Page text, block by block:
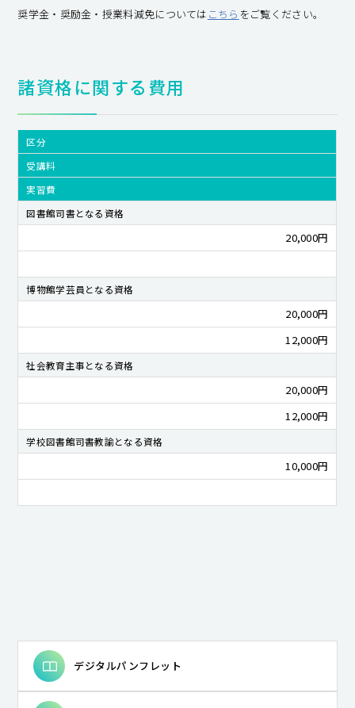
奨学金・奨励金・授業料減免については こちら をご覧ください。
諸資格に関する費用
区分
受講料
実習費
図書館司書となる資格
20,000円
博物館学芸員となる資格
20,000円
12,000円
社会教育主事となる資格
20,000円
12,000円
学校図書館司書教諭となる資格
10,000円
デジタルパンフレット